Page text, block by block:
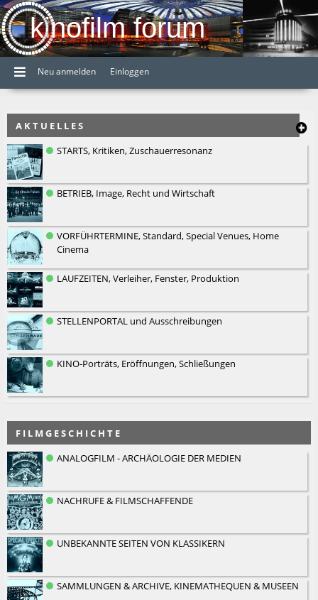
kinofilm forum
Neu anmelden Einloggen
A K T U E L L E S
STARTS, Kritiken, Zuschauerresonanz
BETRIEB, Image, Recht und Wirtschaft
VORFÜHRTERMINE, Standard, Special Venues, Home
Cinema
LAUFZEITEN, Verleiher, Fenster, Produktion
STELLENPORTAL und Ausschreibungen
KINO-Porträts, Eröffnungen, Schließungen
F I L M G E S C H I C H T E
ANALOGFILM - ARCHÄOLOGIE DER MEDIEN
NACHRUFE & FILMSCHAFFENDE
UNBEKANNTE SEITEN VON KLASSIKERN
SAMMLUNGEN & ARCHIVE, KINEMATHEQUEN & MUSEEN